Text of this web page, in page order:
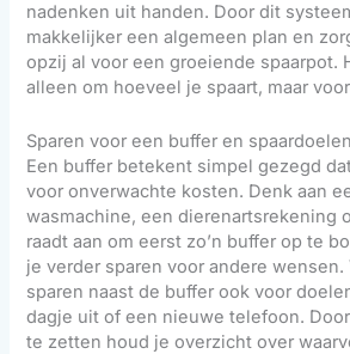
nadenken uit handen. Door dit
makkelijker een algemeen plan en
opzij al voor een groeiende spaarpot.
alleen om hoeveel je spaart, maar
Sparen voor een buffer en spaardoelen
Een buffer betekent simpel gezegd
voor onverwachte kosten. Denk aan
wasmachine, een dierenartsrekening
raadt aan om eerst zo’n buffer op te
je verder sparen voor andere wensen.
sparen naast de buffer ook voor
dagje uit of een nieuwe telefoon.
te zetten houd je overzicht over